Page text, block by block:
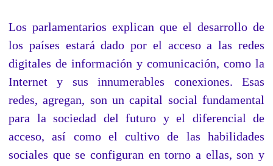
Los parlamentarios explican que el desarrollo de
los países estará dado por el acceso a las redes
digitales de información y comunicación, como la
Internet y sus innumerables conexiones. Esas
redes, agregan, son un capital social fundamental
para la sociedad del futuro y el diferencial de
acceso, así como el cultivo de las habilidades
sociales que se configuran en torno a ellas, son y